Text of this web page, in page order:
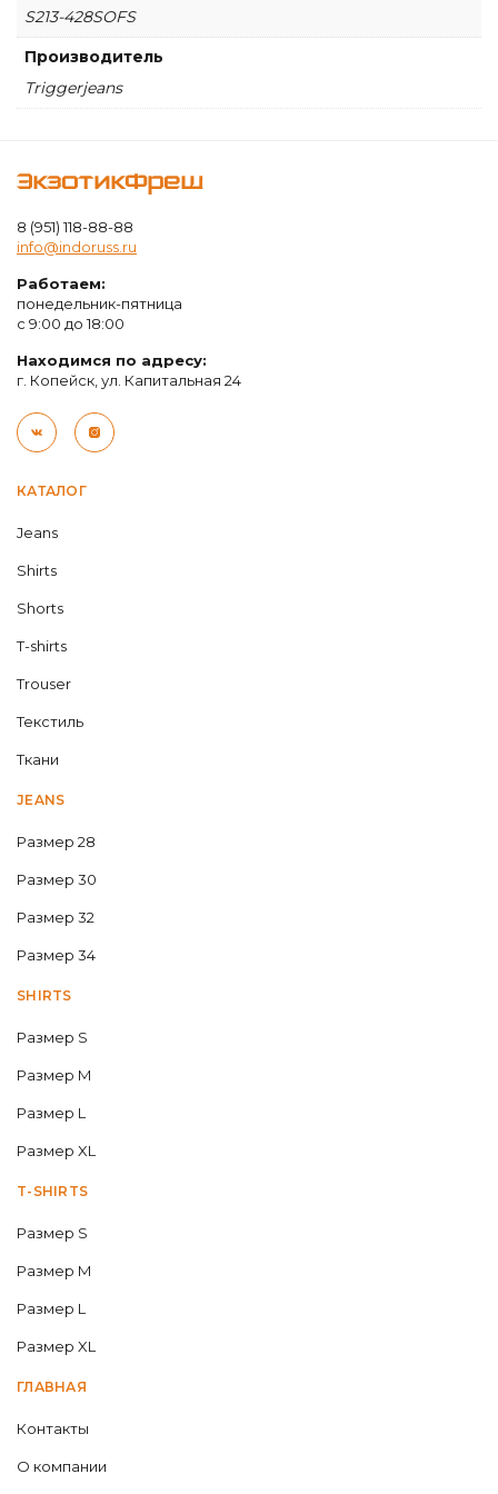
S213-428SOFS
Производитель
Triggerjeans
КАТАЛОГ
Jeans
Shirts
Shorts
T-shirts
Trouser
Текстиль
Ткани
JEANS
Размер 28
Размер 30
Размер 32
Размер 34
SHIRTS
Размер S
Размер M
Размер L
Размер XL
T-SHIRTS
Размер S
Размер M
Размер L
Размер XL
ГЛАВНАЯ
Контакты
О компании
ЭкзотикФреш
8 (951) 118-88-88
info@indoruss.ru
Работаем:
понедельник-пятница
с 9:00 до 18:00
Находимся по адресу:
г. Копейск, ул. Капитальная 24